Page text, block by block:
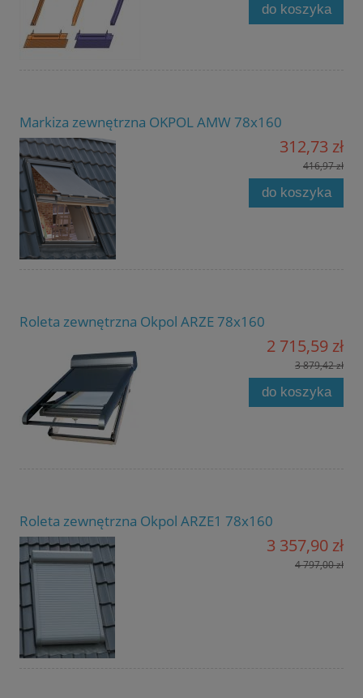
do koszyka
Markiza zewnętrzna OKPOL AMW 78x160
312,73 zł
416,97 zł
do koszyka
Roleta zewnętrzna Okpol ARZE 78x160
2 715,59 zł
3 879,42 zł
do koszyka
Roleta zewnętrzna Okpol ARZE1 78x160
3 357,90 zł
4 797,00 zł